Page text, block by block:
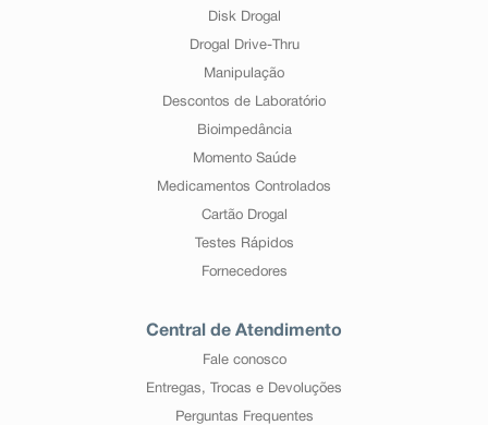
Disk Drogal
Drogal Drive-Thru
Manipulação
Descontos de Laboratório
Bioimpedância
Momento Saúde
Medicamentos Controlados
Cartão Drogal
Testes Rápidos
Fornecedores
Central de Atendimento
Fale conosco
Entregas, Trocas e Devoluções
Perguntas Frequentes